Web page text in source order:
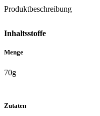
Produktbeschreibung
Inhaltsstoffe
Menge
70g
Zutaten